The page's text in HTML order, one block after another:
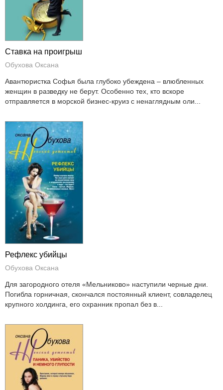
Ставка на проигрыш
Обухова Оксана
Авантюристка Софья была глубоко убеждена – влюбленных
женщин в разведку не берут. Особенно тех, кто вскоре
отправляется в морской бизнес-круиз с ненаглядным оли...
Рефлекс убийцы
Обухова Оксана
Для загородного отеля «Мельниково» наступили черные дни.
Погибла горничная, скончался постоянный клиент, совладелец
крупного холдинга, его охранник пропал без в...